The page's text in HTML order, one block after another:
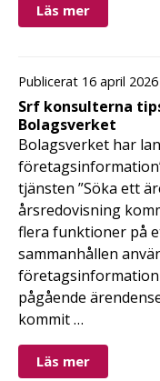
Läs mer
Publicerat 16 april 2026
Srf konsulterna
Bolagsverket
Bolagsverket har
tjänsten ”Söka ett
årsredovisning
flera funktioner på
sammanhållen
företagsinformation
pågående
kommit …
Läs mer